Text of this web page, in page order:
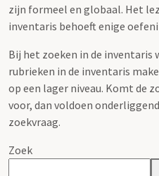
zijn formeel en globaal. Het
inventaris behoeft enige
Bij het zoeken in de inventaris
rubrieken in de inventaris
op een lager niveau. Komt de
voor, dan voldoen
zoekvraag.
Zoek